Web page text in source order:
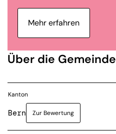
Mehr erfahren
Über die Gemeinde
Kanton
Bern Zur Bewertung